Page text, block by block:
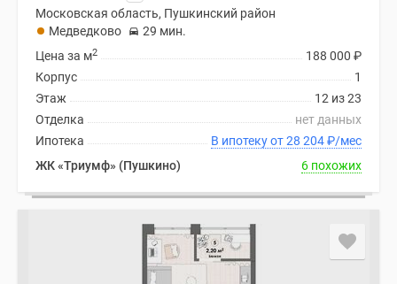
Московская область, Пушкинский район
Медведково
29 мин.
188 000 ₽
Цена за м2
1
Корпус
12 из 23
Этаж
нет данных
Отделка
В ипотеку от 28 204₽/мес
Ипотека
ЖК «Триумф» (Пушкино)
6 похожих